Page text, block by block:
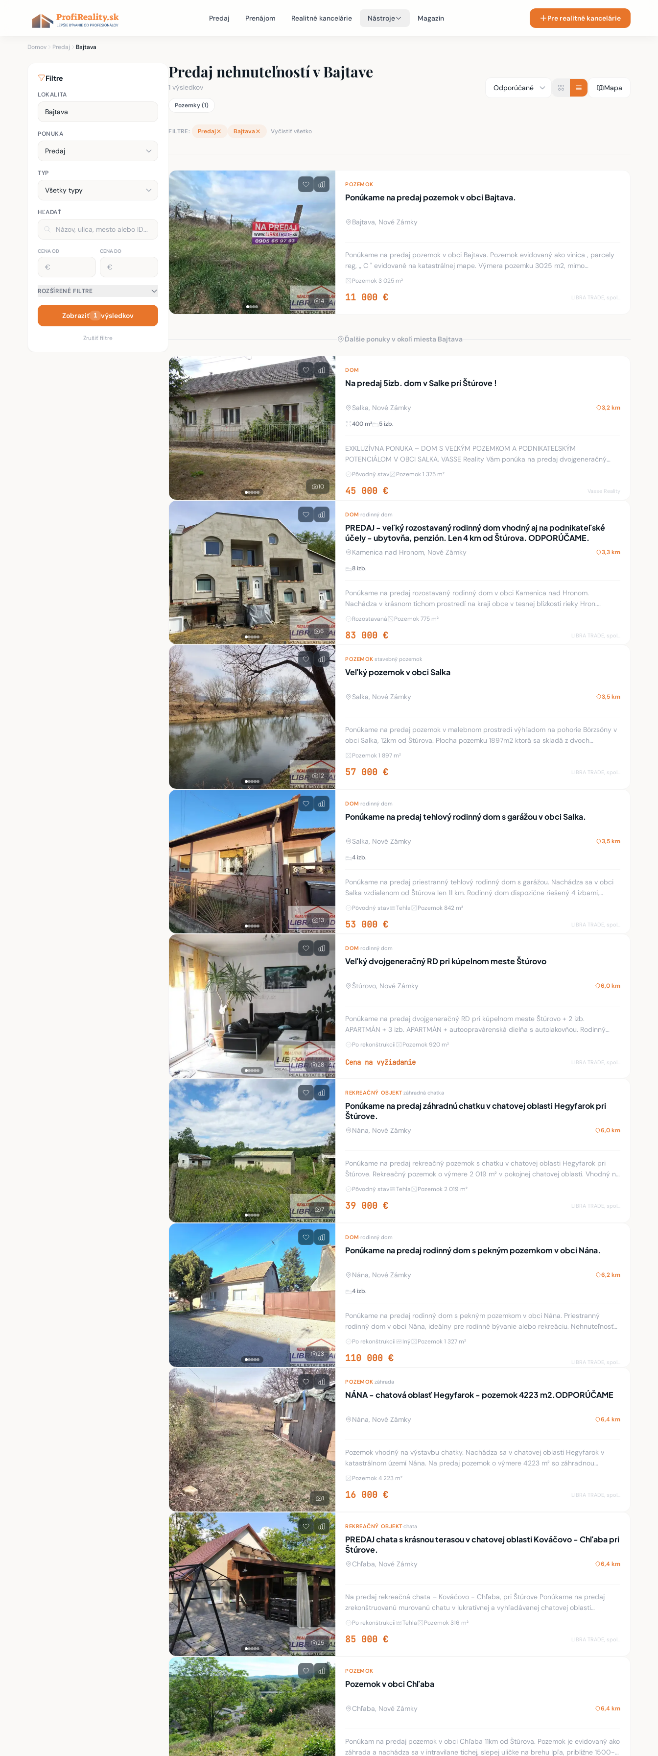
Predaj Prenájom Realitné kancelárie Nástroje Magazín Pre realitné kancelárie
Domov Predaj Bajtava
Filtre
LOKALITA
PONUKA
TYP
HĽADAŤ
CENA OD CENA DO
ROZŠÍRENÉ FILTRE
Zobraziť 1 výsledkov
Zrušiť filtre
Predaj nehnuteľností v Bajtave
1 výsledkov
Pozemky (1)
Mapa
FILTRE: Predaj Bajtava Vyčistiť všetko
Zoznam nehnuteľností
4
POZEMOK
Ponúkame na predaj pozemok v obci Bajtava.
Bajtava, Nové Zámky
Ponúkame na predaj pozemok v obci Bajtava. Pozemok evidovaný ako vinica , parcely
reg, „ C " evidované na katastrálnej mape. Výmera pozemku 3025 m2, mimo
zastavaného územia obce, za rodinnými domami,
Pozemok 3 025 m²
11 000 € LIBRA TRADE, spol.s.r.o.
Ďalšie ponuky v okolí miesta Bajtava
10
DOM
Na predaj 5izb. dom v Salke pri Štúrove !
Salka, Nové Zámky 3,2 km
400 m² 5 izb.
EXKLUZÍVNA PONUKA – DOM S VEĽKÝM POZEMKOM A PODNIKATEĽSKÝM
POTENCIÁLOM V OBCI SALKA. VASSE Reality Vám ponúka na predaj dvojgeneračný
rodinný dom s veľkým pozemkom o výmere 1375 m² v obci Salka, iba
Pôvodný stav Pozemok 1 375 m²
45 000 € Vasse Reality
6
DOM rodinný dom
PREDAJ - veľký rozostavaný rodinný dom vhodný aj na podnikateľské
účely - ubytovňa, penzión. Len 4 km od Štúrova. ODPORÚČAME.
Kamenica nad Hronom, Nové Zámky 3,3 km
8 izb.
Ponúkame na predaj rozostavaný rodinný dom v obci Kamenica nad Hronom.
Nachádza v krásnom tichom prostredí na kraji obce v tesnej blízkosti rieky Hron.
Pozostáva z 8 priestranných izieb a ostatných 10
Rozostavaná Pozemok 775 m²
83 000 € LIBRA TRADE, spol.s.r.o.
12
POZEMOK stavebný pozemok
Veľký pozemok v obci Salka
Salka, Nové Zámky 3,5 km
Ponúkame na predaj pozemok v malebnom prostredí výhľadom na pohorie Börzsöny v
obci Salka, 12km od Štúrova. Plocha pozemku 1897m2 ktorá sa skladá z dvoch
susedných parciel 1.-970m2, 2.-927m2. Pozemky
Pozemok 1 897 m²
57 000 € LIBRA TRADE, spol.s.r.o.
13
DOM rodinný dom
Ponúkame na predaj tehlový rodinný dom s garážou v obci Salka.
Salka, Nové Zámky 3,5 km
4 izb.
Ponúkame na predaj priestranný tehlový rodinný dom s garážou. Nachádza sa v obci
Salka vzdialenom od Štúrova len 11 km. Rodinný dom dispozične riešený 4 izbami,
kuchyňou, kúpeľňou s WC, špajzou, pr
Pôvodný stav Tehla Pozemok 842 m²
53 000 € LIBRA TRADE, spol.s.r.o.
28
DOM rodinný dom
Veľký dvojgeneračný RD pri kúpelnom meste Štúrovo
Štúrovo, Nové Zámky 6,0 km
Ponúkame na predaj dvojgeneračný RD pri kúpelnom meste Štúrovo + 2 izb.
APARTMÁN + 3 izb. APARTMÁN + autoopravárenská dielňa s autolakovňou. Rodinný
dom je dvojpodlažný. Pozostáva z prízemia v ktorom
Po rekonštrukcii Pozemok 920 m²
Cena na vyžiadanie LIBRA TRADE, spol.s.r.o.
7
REKREAČNÝ OBJEKT·záhradná chatka
Ponúkame na predaj záhradnú chatku v chatovej oblasti Hegyfarok pri
Štúrove.
Nána, Nové Zámky 6,0 km
Ponúkame na predaj rekreačný pozemok s chatku v chatovej oblasti Hegyfarok pri
Štúrove. Rekreačný pozemok o výmere 2 019 m² v pokojnej chatovej oblasti. Vhodný na
oddych, rekreáciu či ďalšie využitie
Pôvodný stav Tehla Pozemok 2 019 m²
39 000 € LIBRA TRADE, spol.s.r.o.
23
DOM rodinný dom
Ponúkame na predaj rodinný dom s pekným pozemkom v obci Nána.
Nána, Nové Zámky 6,2 km
4 izb.
Ponúkame na predaj rodinný dom s pekným pozemkom v obci Nána. Priestranný
rodinný dom v obci Nána, ideálny pre rodinné bývanie alebo rekreáciu. Nehnuteľnosť
sa nachádza na veľkorysom pozemku o výmere
Po rekonštrukcii Iný Pozemok 1 327 m²
110 000 € LIBRA TRADE, spol.s.r.o.
1
POZEMOK záhrada
NÁNA - chatová oblasť Hegyfarok - pozemok 4223 m2.ODPORÚČAME
Nána, Nové Zámky 6,4 km
Pozemok vhodný na výstavbu chatky. Nachádza sa v chatovej oblasti Hegyfarok v
katastrálnom území Nána. Na predaj pozemok o výmere 4223 m² so záhradnou
chatkou na náradie. Pozemok má približne cca. 12
Pozemok 4 223 m²
16 000 € LIBRA TRADE, spol.s.r.o.
25
REKREAČNÝ OBJEKT·chata
PREDAJ chata s krásnou terasou v chatovej oblasti Kováčovo - Chľaba pri
Štúrove.
Chľaba, Nové Zámky 6,4 km
Na predaj rekreačná chata – Kováčovo - Chľaba, pri Štúrove Ponúkame na predaj
zrekonštruovanú murovanú chatu v lukratívnej a vyhľadávanej chatovej oblasti
Kováčovo, len kúsok od Štúrova. Výmera poz
Po rekonštrukcii Tehla Pozemok 316 m²
85 000 € LIBRA TRADE, spol.s.r.o.
POZEMOK
Pozemok v obci Chľaba
Chľaba, Nové Zámky 6,4 km
Ponúkam na predaj pozemok v obci Chľaba 11km od Štúrova. Pozemok je evidovaný ako
záhrada a nachádza sa v intravilane tichej, slepej uličke na brehu Ipľa, približne 1500-